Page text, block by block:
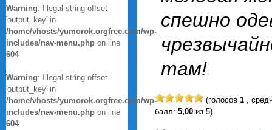
Warning: Illegal string offset
'output_key' in
/home/vhosts/yumorok.orgfree.com/wp-
includes/nav-menu.php on line
604
Warning: Illegal string offset
'output_key' in
/home/vhosts/yumorok.orgfree.com/wp-
includes/nav-menu.php on line
604
спешно
там!
(голосов 1 ,
балл: 5,00 из 5)